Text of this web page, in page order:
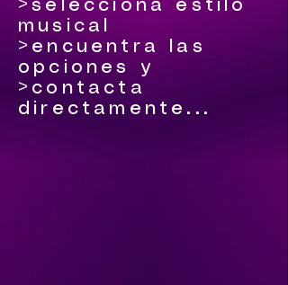
>selecciona estilo
musical
>encuentra las
opciones y
>contacta
directamente...